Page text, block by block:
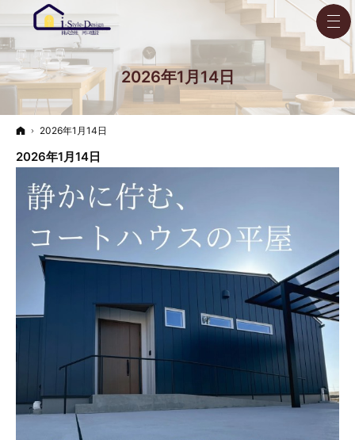
2026年1月14日
ホーム
2026年1月14日
2026年1月14日